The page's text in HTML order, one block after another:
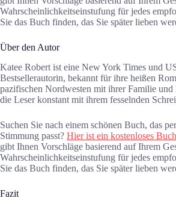
Wahrscheinlichkeitseinstufung für jedes
Sie das Buch finden, das Sie später lieben
Über den Autor
Katee Robert ist eine New York Times und
Bestsellerautorin, bekannt für ihre heißen
pazifischen Nordwesten mit ihrer Familie und
die Leser konstant mit ihrem fesselnden
Suchen Sie nach einem schönen Buch, das
Stimmung passt? Hier ist ein kostenloses
gibt Ihnen Vorschläge basierend auf Ihrem
Wahrscheinlichkeitseinstufung für jedes
Sie das Buch finden, das Sie später lieben
Fazit